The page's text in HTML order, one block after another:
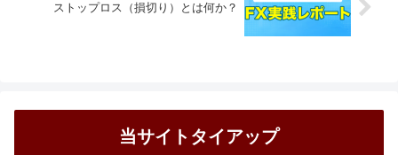
ストップロス（損切り）とは何か？
当サイトタイアップ